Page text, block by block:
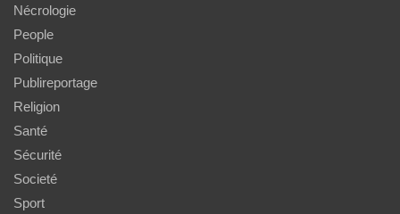
Nécrologie
People
Politique
Publireportage
Religion
Santé
Sécurité
Societé
Sport